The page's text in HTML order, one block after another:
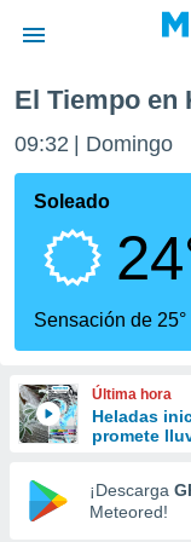
de
por
que se
calidad.
a este
las
y
forma
digital
basada
El Tiempo en
09:32 Domingo
Soleado
Sensación de 25°
Última hora
Heladas
promete
¡Descarga
Meteored!